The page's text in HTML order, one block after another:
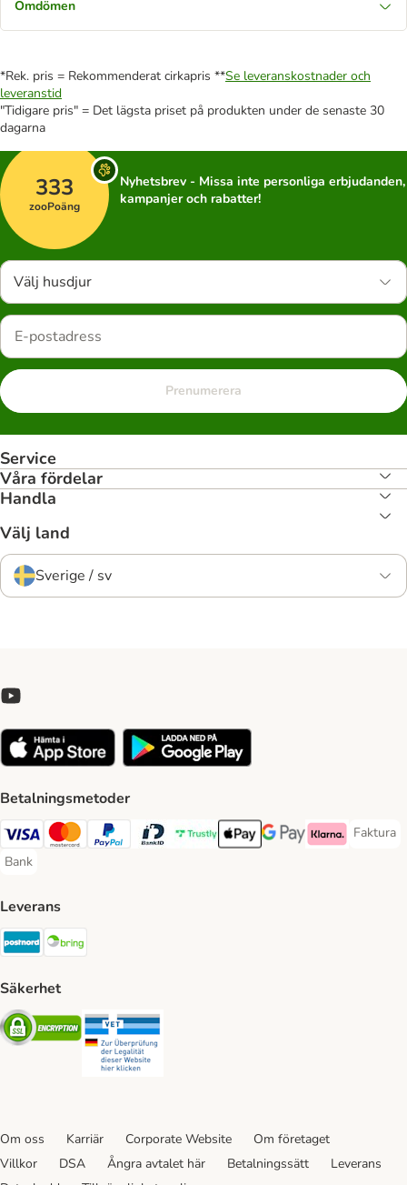
Omdömen
*Rek. pris = Rekommenderat cirkapris **Se leveranskostnader och
leveranstid
"Tidigare pris" = Det lägsta priset på produkten under de senaste 30
dagarna
333
zooPoäng
Nyhetsbrev - Missa inte personliga erbjudanden,
kampanjer och rabatter!
Välj husdjur
Prenumerera
Service
Våra fördelar
Handla
Välj land
Sverige / sv
Betalningsmetoder
Visa Payment Method
Mastercard Payment Method
PayPal Payment Method
BankID Payment Method
Trustly Payment Method
Apple Pay Payment Method
Googple Pay Payment
Klarna Payment
Faktura
Faktura
Bank
Bank Payment Method
Leverans
Postnord Shipping Method
Säkerhet
Security
Om oss Karriär Corporate Website
Om företaget
Villkor
DSA Ångra avtalet här Betalningssätt
Leverans